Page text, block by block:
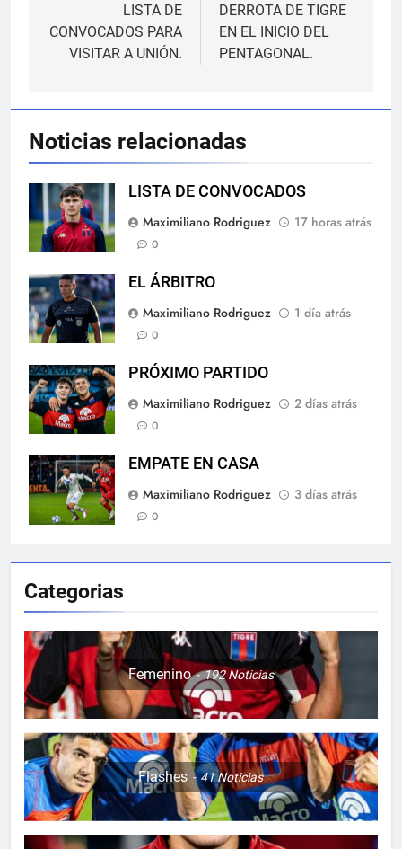
entradas
LISTA DE
CONVOCADOS PARA
VISITAR A UNIÓN.
DERROTA DE TIGRE
EN EL INICIO DEL
PENTAGONAL.
Noticias relacionadas
LISTA DE CONVOCADOS
Maximiliano Rodriguez
17 horas atrás
0
EL ÁRBITRO
Maximiliano Rodriguez
1 día atrás
0
PRÓXIMO PARTIDO
Maximiliano Rodriguez
2 días atrás
0
EMPATE EN CASA
Maximiliano Rodriguez
3 días atrás
0
Categorias
Femenino 192Noticias
Flashes 41Noticias